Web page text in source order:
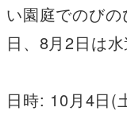
い園庭でのび
日、8月2日は水
日時: 10月4日(